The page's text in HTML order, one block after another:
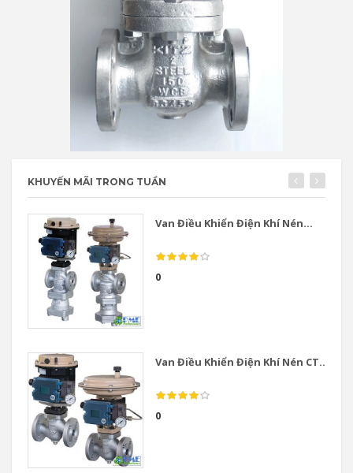
KHUYẾN MÃI TRONG TUẦN
Van Điều Khiển Điện Khí Nén...
0
Van Điều Khiển Điện Khí Nén CT...
0